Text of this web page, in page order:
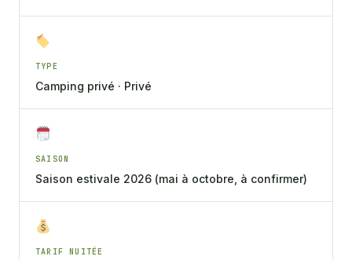
TYPE
Camping privé · Privé
SAISON
Saison estivale 2026 (mai à octobre, à confirmer)
TARIF NUITÉE